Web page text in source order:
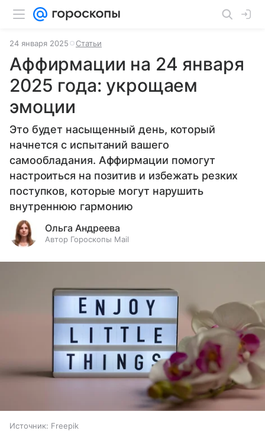
24 января 2025 Статьи
Аффирмации на 24 января
2025 года: укрощаем
эмоции
Это будет насыщенный день, который
начнется с испытаний вашего
самообладания. Аффирмации помогут
настроиться на позитив и избежать резких
поступков, которые могут нарушить
внутреннюю гармонию
Ольга Андреева
Автор Гороскопы Mail
Источник: Freepik